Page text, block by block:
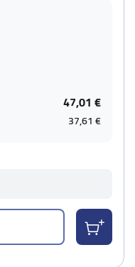
47,01 €
37,61 €